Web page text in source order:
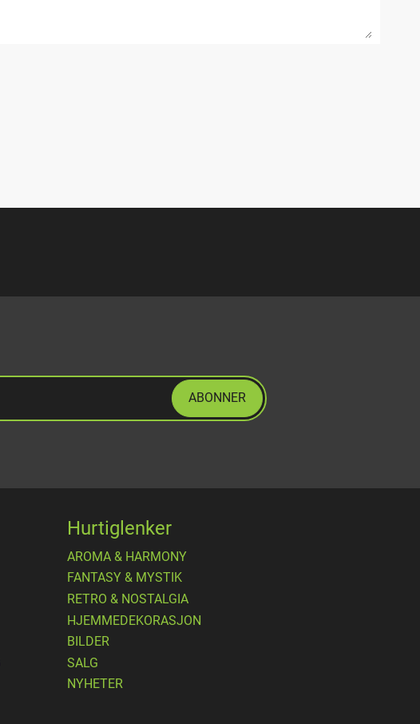
ABONNER
Hurtiglenker
AROMA & HARMONY
FANTASY & MYSTIK
RETRO & NOSTALGIA
HJEMMEDEKORASJON
BILDER
SALG
NYHETER